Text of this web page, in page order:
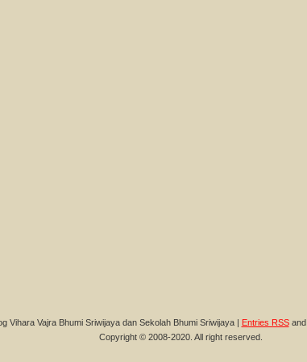
Vihara Vajra Bhumi Sriwijaya dan Sekolah Bhumi Sriwijaya | Entries RSSand
Copyright © 2008-2020. All right reserved.